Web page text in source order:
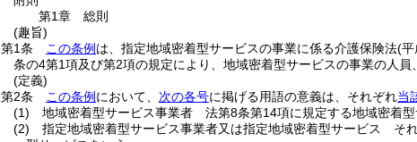
第1章
総則
(趣旨)
第1条
この条例 は、指定地域密着型サービスの事業に係る介護保険法(平
条の4第1項及び第2項の規定により、地域密着型サービスの事業の人員
(定義)
第2条
この条例 において、 次の各号に掲げる用語の意義は、それぞれ当
(1)
地域密着型サービス事業者 法第8条第14項に規定する地域密着型
(2)
指定地域密着型サービス事業者又は指定地域密着型サービス そ